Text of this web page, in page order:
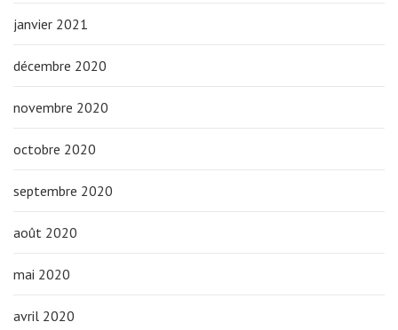
janvier 2021
décembre 2020
novembre 2020
octobre 2020
septembre 2020
août 2020
mai 2020
avril 2020